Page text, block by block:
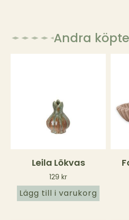
Andra
Leila Lökvas
129kr
Lägg till i varukorg